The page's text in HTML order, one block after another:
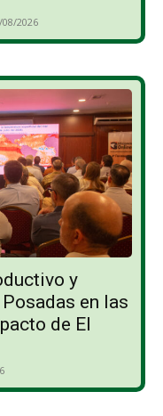
08/2026
y
en las
de El